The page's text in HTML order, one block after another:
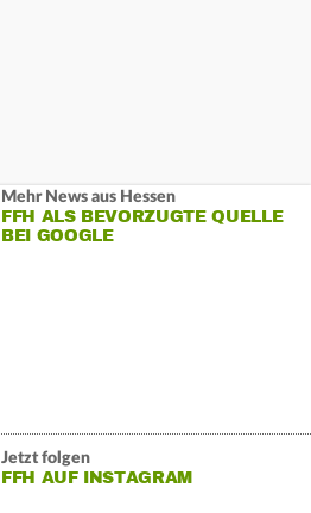
Mehr News aus Hessen
FFH ALS BEVORZUGTE QUELLE
BEI GOOGLE
Jetzt folgen
FFH AUF INSTAGRAM